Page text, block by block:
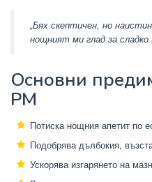
„Бях скептичен, но
нощният ми глад за сладко
Основни
PM
Потиска нощния апетит по
Подобрява дълбокия,
Ускорява изгарянето на